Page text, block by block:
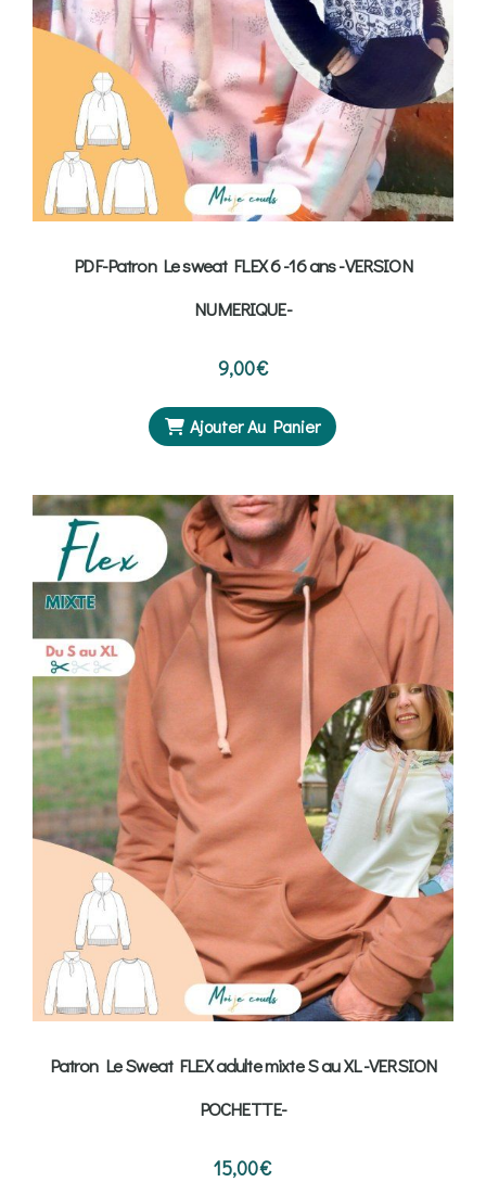
PDF-Patron Le sweat FLEX 6 -16 ans -VERSION
NUMERIQUE-
9,00€
Ajouter Au Panier
Patron Le Sweat FLEX adulte mixte S au XL -VERSION
POCHETTE-
15,00€